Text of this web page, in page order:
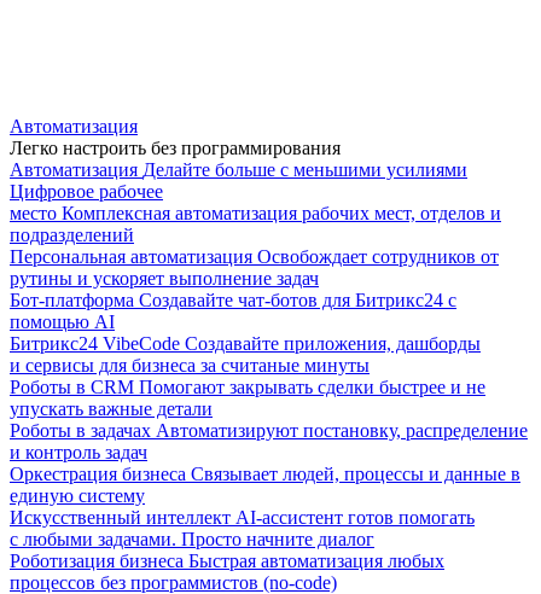
Автоматизация
Легко настроить без программирования
Автоматизация Делайте больше с меньшими усилиями
Цифровое рабочее
место Комплексная автоматизация рабочих мест, отделов и
подразделений
Персональная автоматизация Освобождает сотрудников от
рутины и ускоряет выполнение задач
Бот-платформа Создавайте чат-ботов для Битрикс24 с
помощью AI
Битрикс24 VibeCode Создавайте приложения, дашборды
и сервисы для бизнеса за считаные минуты
Роботы в CRM Помогают закрывать сделки быстрее и не
упускать важные детали
Роботы в задачах Автоматизируют постановку, распределение
и контроль задач
Оркестрация бизнеса Связывает людей, процессы и данные в
единую систему
Искусственный интеллект AI-ассистент готов помогать
с любыми задачами. Просто начните диалог
Роботизация бизнеса Быстрая автоматизация любых
процессов без программистов (no-code)